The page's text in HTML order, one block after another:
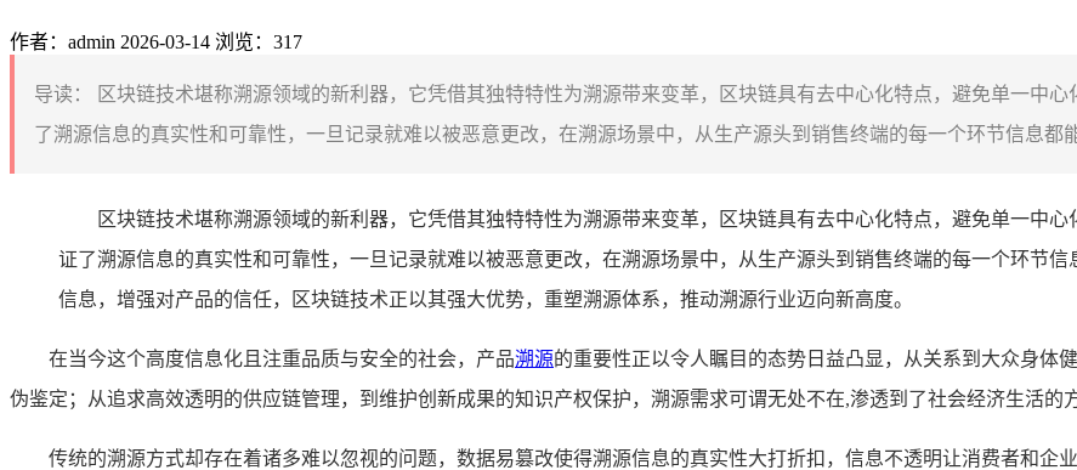
作者：admin 2026-03-14 浏览：317
导读：
区块链技术堪称溯源领域的新利器，它凭借其独特特性为溯源带来变革，区块链具有去中心化特点，避免单一中
了溯源信息的真实性和可靠性，一旦记录就难以被恶意更改，在溯源场景中，从生产源头到销售终端的每一个环节信息都
区块链技术堪称溯源领域的新利器，它凭借其独特特性为溯源带来变革，区块链具有去中心化特点，避免单一中
证了溯源信息的真实性和可靠性，一旦记录就难以被恶意更改，在溯源场景中，从生产源头到销售终端的每一个环节
信息，增强对产品的信任，区块链技术正以其强大优势，重塑溯源体系，推动溯源行业迈向新高度。
在当今这个高度信息化且注重品质与安全的社会，产品溯源的重要性正以令人瞩目的态势日益凸显，从关系到大众身体
伪鉴定；从追求高效透明的供应链管理，到维护创新成果的知识产权保护，溯源需求可谓无处不在,渗透到了社会经济生活的
传统的溯源方式却存在着诸多难以忽视的问题，数据易篡改使得溯源信息的真实性大打折扣，信息不透明让消费者和企